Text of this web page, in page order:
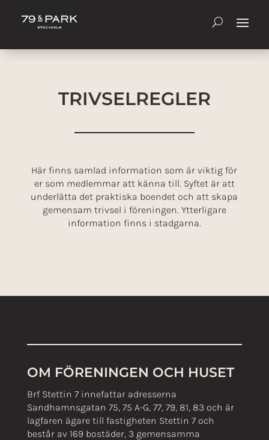
TRIVSELREGLER
Här finns samlad information som är viktig för
er som medlemmar att känna till. Syftet är att
underlätta det praktiska boendet och att skapa
gemensam trivsel i föreningen. Ytterligare
information finns i stadgarna.
OM FÖRENINGEN OCH HUSET
Brf Stettin 7 innefattar adresserna
Sandhamnsgatan 75, 75 A-G, 77, 79, 81, 83 och är
lagfaren ägare till fastigheten Stettin 7 och
består av 169 bostäder, 3 gemensamma